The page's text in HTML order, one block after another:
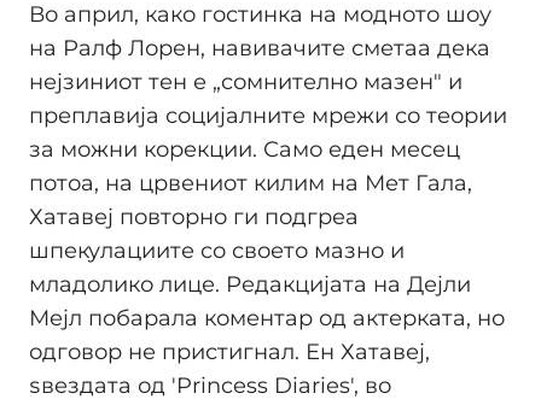
Во април, како гостинка на модното шоу
на Ралф Лорен, навивачите сметаа дека
нејзиниот тен е „сомнително мазен" и
преплавија социјалните мрежи со теории
за можни корекции. Само еден месец
потоа, на црвениот килим на Мет Гала,
Хатавеј повторно ги подгреа
шпекулациите со своето мазно и
младолико лице. Редакцијата на Дејли
Мејл побарала коментар од актерката, но
одговор не пристигнал. Ен Хатавеј,
ѕвездата од 'Princess Diaries', во